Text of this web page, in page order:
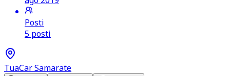
Posti
5 posti
TuaCar Samarate